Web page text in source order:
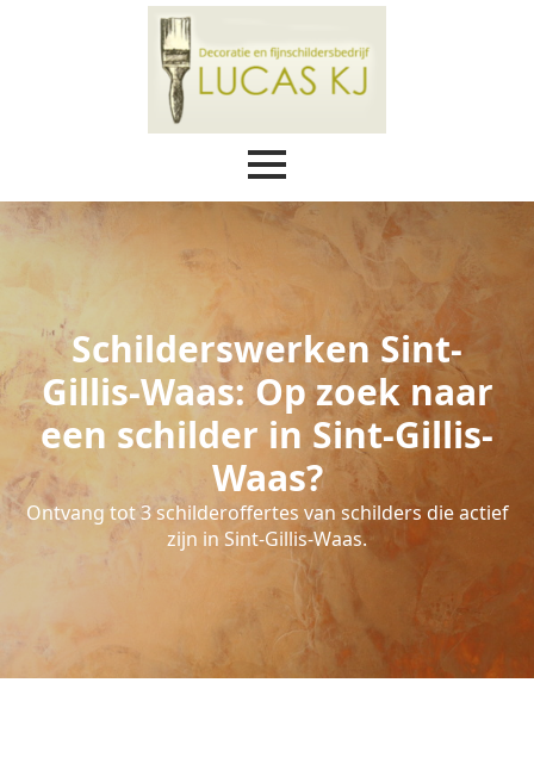
Schilderswerken Sint-
Gillis-Waas: Op zoek naar
een schilder in Sint-Gillis-
Waas?
Ontvang tot 3 schilderoffertes van schilders die actief
zijn in Sint-Gillis-Waas.